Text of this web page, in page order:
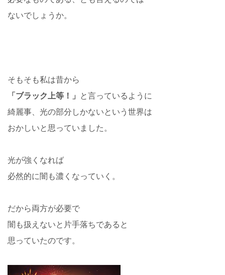
ないでしょうか。
そもそも私は昔から
「ブラック上等！」
と言っているように
綺麗事、光の部分しかないという世界は
おかしいと思っていました。
光が強くなれば
必然的に闇も濃くなっていく。
だから両方が必要で
闇も扱えないと片手落ちであると
思っていたのです。